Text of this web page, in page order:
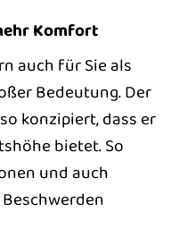
Komfort
auch für Sie als
Bedeutung. Der
konzipiert, dass er
bietet. So
und auch